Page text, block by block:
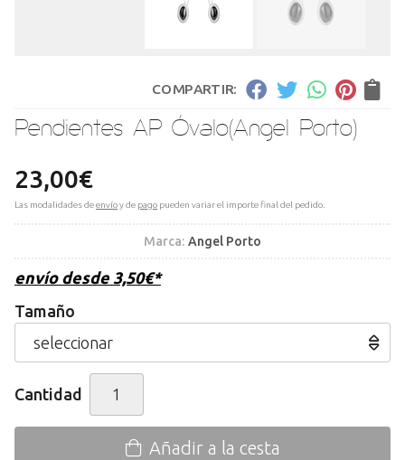
COMPARTIR:
Pendientes AP Óvalo(Angel Porto)
23,00€
Las modalidades deenvíoy de pago pueden variar el importe final del pedido.
Marca: Angel Porto
envío desde 3,50€*
Tamaño
Cantidad
Añadir a la cesta